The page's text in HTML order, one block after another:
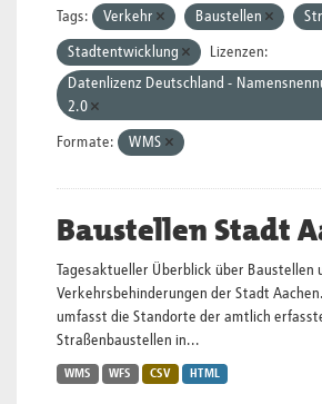
Tags: Verkehr Baustellen
Stadtentwicklung
Lizenzen:
Datenlizenz Deutschland -
2.0
Formate: WMS
Baustellen Stadt
Tagesaktueller Überblick über Baustellen
Verkehrsbehinderungen der Stadt
umfasst die Standorte der amtlich
Straßenbaustellen in...
WMS WFS CSV HTML